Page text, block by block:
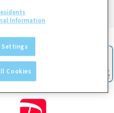
Information
Settings
Cookies